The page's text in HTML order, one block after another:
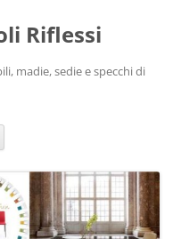
Riflessi
madie, sedie e specchi di